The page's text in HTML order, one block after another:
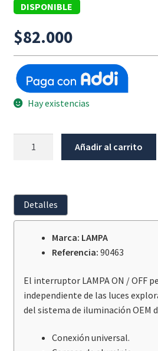
DISPONIBLE
$82.000
Hay existencias
cantidad
Añadir al carrito
Detalles
Marca: LAMPA
Referencia: 90463
El interruptor LAMPA ON / OFF
independiente de las luces
del sistema de iluminación OEM
Conexión universal.